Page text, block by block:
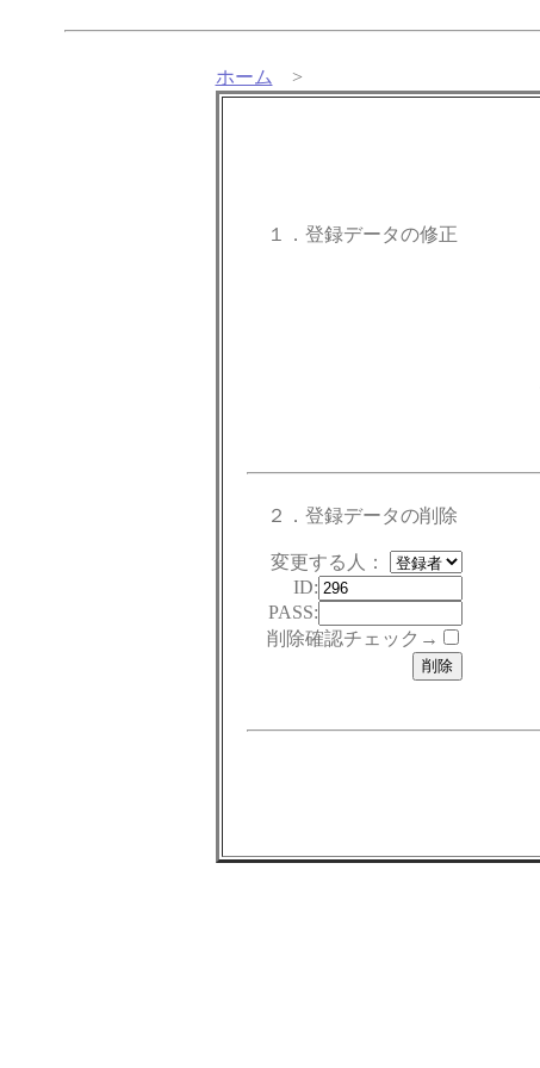
ホーム >
１．登録データの修正
２．登録データの削除
変更する人：
ID:
PASS:
削除確認チェック→